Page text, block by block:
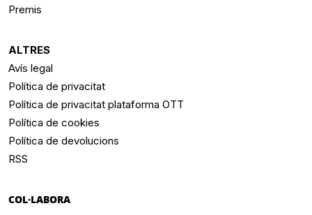
Premis
ALTRES
Avís legal
Política de privacitat
Política de privacitat plataforma OTT
Política de cookies
Política de devolucions
RSS
COL·LABORA